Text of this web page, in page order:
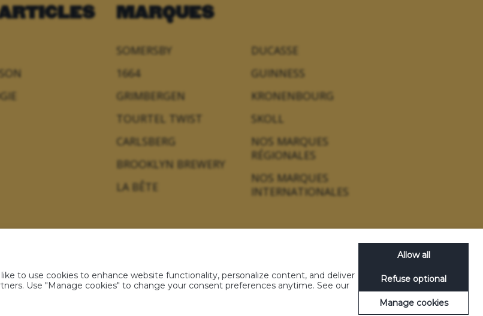
MARQUES
SOMERSBY
1664
GRIMBERGEN
TOURTEL TWIST
CARLSBERG
BROOKLYN BREWERY
LA BÊTE
DUCASSE
GUINNESS
KRONENBOURG
SKOLL
NOS MARQUES
RÉGIONALES
NOS MARQUES
INTERNATIONALES
Politique sur les cookies Règlement jeux concours Gérez les cookies
Nos emballages
to use cookies to enhance website functionality, personalize content, and deliver
Use "Manage cookies" to change your consent preferences anytime. See our
Allow all
Refuse optional
Manage cookies